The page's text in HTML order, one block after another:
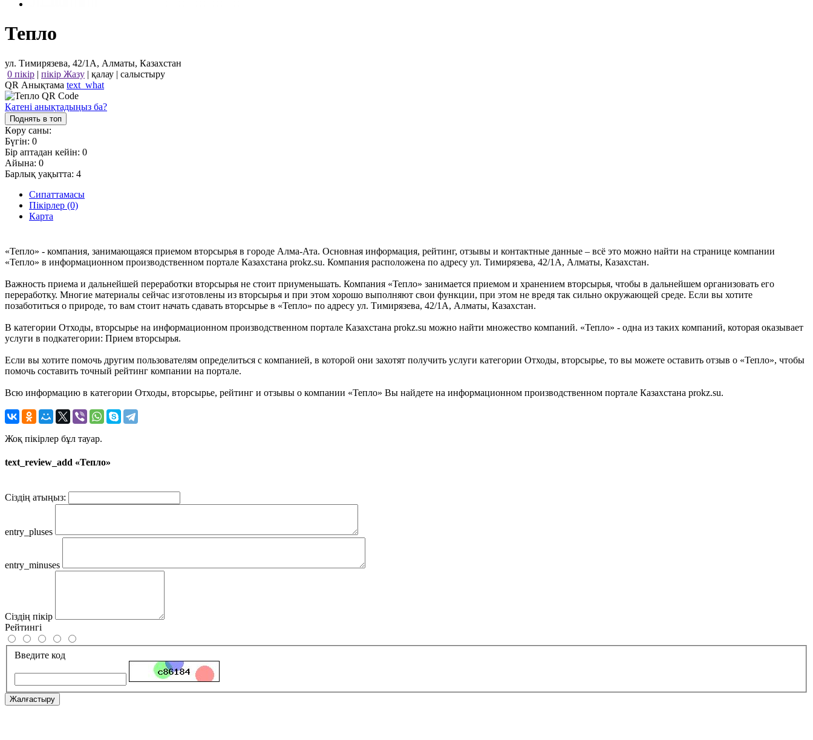
Тепло
ул. Тимирязева, 42/1А, Алматы, Казахстан
0 пікір | пікір Жазу | қалау | салыстыру
QR Анықтама text_what
Қатені анықтадыңыз ба?
Поднять в топ
Көру саны:
Бүгін: 0
Бір аптадан кейін: 0
Айына: 0
Барлық уақытта: 4
Сипаттамасы
Пікірлер (0)
Карта
«Тепло» - компания, занимающаяся приемом вторсырья в городе Алма-Ата. Основная информация, рейтинг, отзывы и контактные данные – всё это можно найти на странице компании
«Тепло» в информационном производственном портале Казахстана prokz.su. Компания расположена по адресу ул. Тимирязева, 42/1А, Алматы, Казахстан.
Важность приема и дальнейшей переработки вторсырья не стоит приуменьшать. Компания «Тепло» занимается приемом и хранением вторсырья, чтобы в дальнейшем организовать его
переработку. Многие материалы сейчас изготовлены из вторсырья и при этом хорошо выполняют свои функции, при этом не вредя так сильно окружающей среде. Если вы хотите
позаботиться о природе, то вам стоит начать сдавать вторсырье в «Тепло» по адресу ул. Тимирязева, 42/1А, Алматы, Казахстан.
В категории Отходы, вторсырье на информационном производственном портале Казахстана prokz.su можно найти множество компаний. «Тепло» - одна из таких компаний, которая оказывает
услуги в подкатегории: Прием вторсырья.
Если вы хотите помочь другим пользователям определиться с компанией, в которой они захотят получить услуги категории Отходы, вторсырье, то вы можете оставить отзыв о «Тепло», чтобы
помочь составить точный рейтинг компании на портале.
Всю информацию в категории Отходы, вторсырье, рейтинг и отзывы о компании «Тепло» Вы найдете на информационном производственном портале Казахстана prokz.su.
Жоқ пікірлер бұл тауар.
text_review_add «Тепло»
Сіздің атыңыз:
entry_pluses
entry_minuses
Сіздің пікір
Рейтингі
Введите код
Жалғастыру